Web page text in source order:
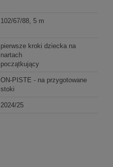
102/67/88, 5 m
pierwsze kroki dziecka na
nartach
początkujący
ON-PISTE - na przygotowane
stoki
2024/25